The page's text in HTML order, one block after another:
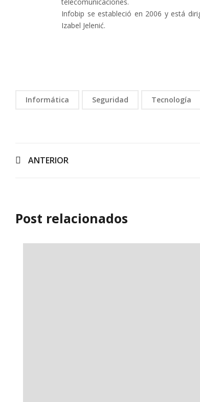
Infobip se estableció en 2006 y está
Izabel Jelenić.
Informática Seguridad Tecnología
ANTERIOR
Post relacionados